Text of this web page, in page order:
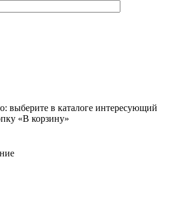
выберите в каталоге интересующий
«В корзину»